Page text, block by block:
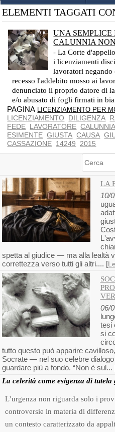
ELEMENTI TAGGATI
UNA
CALUNNIA
- La Corte
i licenziamenti
lavoratori negando
recesso l'addebito mosso ai
denunciato il proprio datore di
e/o abusato di fogli firmati in
PAGINA LICENZIAMENTO PER
LICENZIAMENTO
DILIGENZA
FEDE LAVORATORE CALUNNIA
ESIMENTE GIUSTA CAUSA
CASSAZIONE 14249 2015
Cerca
LA
10/
spetta al giudice — ma alla lealtà
correttezza verso tutti gli altri.... [
06/
tesi
si
tutto questo può apparire
Socrate — nel suo celebre
guardare più a fondo. “Non è sul...
La celerità come esigenza di
L’urgenza non riguarda solo i
controversie in materia di
un contesto caratterizzato da